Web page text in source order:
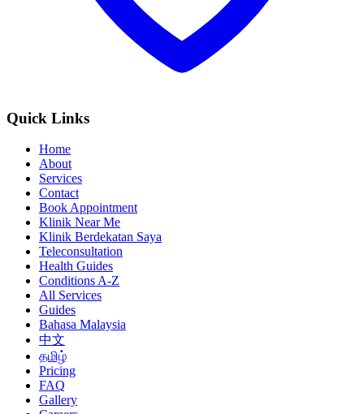
Quick Links
Home
About
Services
Contact
Book Appointment
Klinik Near Me
Klinik Berdekatan Saya
Teleconsultation
Health Guides
Conditions A-Z
All Services
Guides
Bahasa Malaysia
中文
தமிழ்
Pricing
FAQ
Gallery